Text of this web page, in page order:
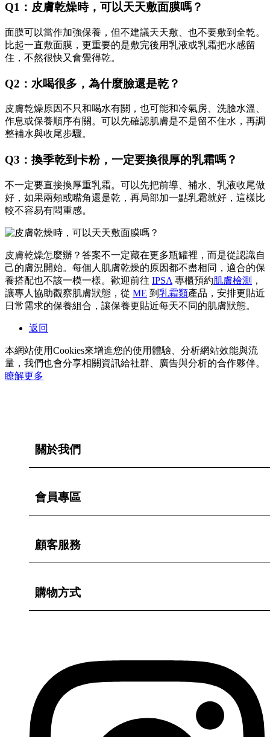
Q1：皮膚乾燥時，可以天天敷面膜嗎？
面膜可以當作加強保養，但不建議天天敷、也不要敷到全乾。
比起一直敷面膜，更重要的是敷完後用乳液或乳霜把水感留
住，不然很快又會覺得乾。
Q2：水喝很多，為什麼臉還是乾？
皮膚乾燥原因不只和喝水有關，也可能和冷氣房、洗臉水溫、
作息或保養順序有關。可以先確認肌膚是不是留不住水，再調
整補水與收尾步驟。
Q3：換季乾到卡粉，一定要換很厚的乳霜嗎？
不一定要直接換厚重乳霜。可以先把前導、補水、乳液收尾做
好，如果兩頰或嘴角還是乾，再局部加一點乳霜就好，這樣比
較不容易有悶重感。
皮膚乾燥怎麼辦？答案不一定藏在更多瓶罐裡，而是從認識自
己的膚況開始。每個人肌膚乾燥的原因都不盡相同，適合的保
養搭配也不該一模一樣。歡迎前往 IPSA 專櫃預約肌膚檢測 ，
讓專人協助觀察肌膚狀態，從 ME 到 乳霜類產品，安排更貼近
日常需求的保養組合，讓保養更貼近每天不同的肌膚狀態。
返回
本網站使用Cookies來增進您的使用體驗、分析網站效能與流
量，我們也會分享相關資訊給社群、廣告與分析的合作夥伴。
瞭解更多
關於我們
會員專區
顧客服務
購物方式